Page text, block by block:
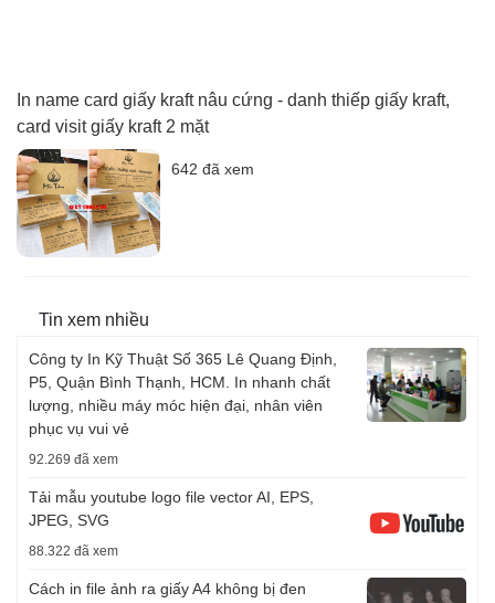
In name card giấy kraft nâu cứng - danh thiếp giấy kraft,
card visit giấy kraft 2 mặt
642 đã xem
Tin xem nhiều
Công ty In Kỹ Thuật Số 365 Lê Quang Định,
P5, Quận Bình Thạnh, HCM. In nhanh chất
lượng, nhiều máy móc hiện đại, nhân viên
phục vụ vui vẻ
92.269 đã xem
Tải mẫu youtube logo file vector AI, EPS,
JPEG, SVG
88.322 đã xem
Cách in file ảnh ra giấy A4 không bị đen